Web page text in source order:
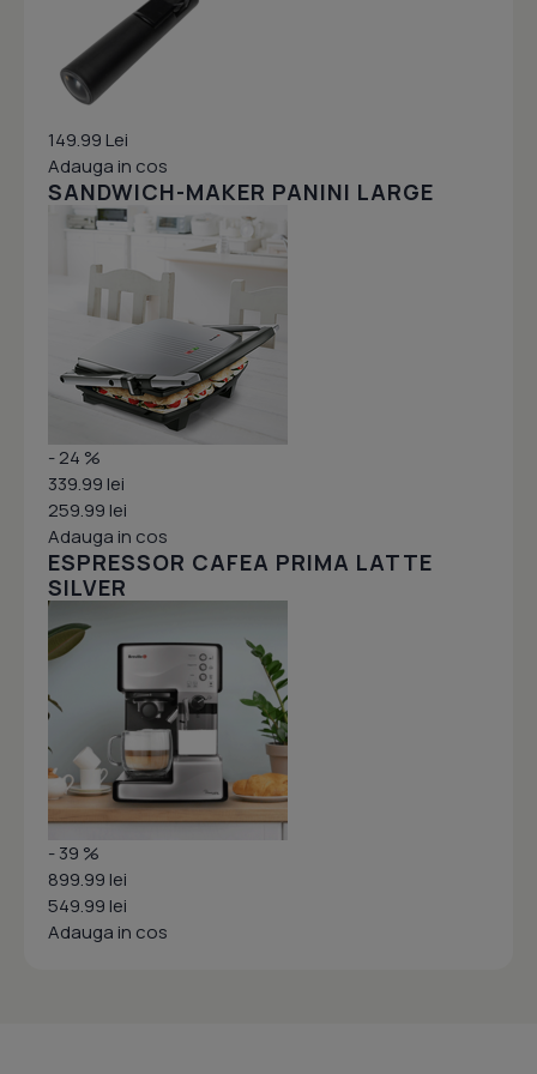
149.99 Lei
Adauga in cos
SANDWICH-MAKER PANINI LARGE
- 24 %
339.99 lei
259.99 lei
Adauga in cos
ESPRESSOR CAFEA PRIMA LATTE
SILVER
- 39 %
899.99 lei
549.99 lei
Adauga in cos